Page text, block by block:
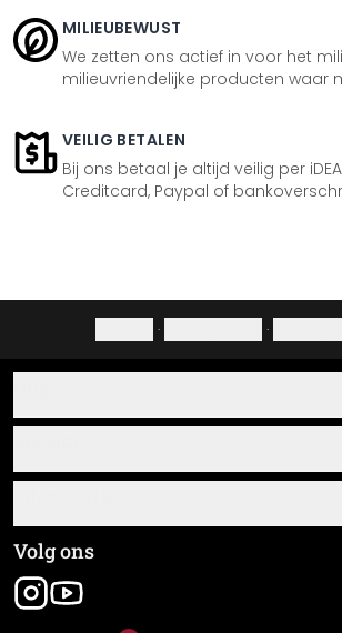
MILIEUBEWUST
We zetten ons actief in voor het
milieuvriendelijke producten waar
VEILIG BETALEN
Bij ons betaal je altijd veilig per
Creditcard, Paypal of
· ·
Over ons
Plak- en montagehandleidingen
Materiaaloverzicht
Nieuwsbrief aanmelden
Algemene voorwaarden
Colofon
Volg ons